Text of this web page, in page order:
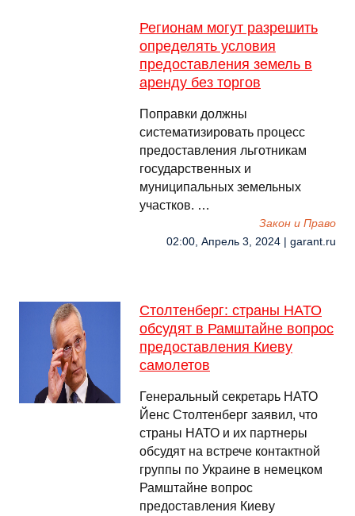
Регионам могут разрешить
определять условия
предоставления земель в
аренду без торгов
Поправки должны
систематизировать процесс
предоставления льготникам
государственных и
муниципальных земельных
участков. …
Закон и Право
02:00, Апрель 3, 2024 | garant.ru
Столтенберг: страны НАТО
обсудят в Рамштайне вопрос
предоставления Киеву
самолетов
Генеральный секретарь НАТО
Йенс Столтенберг заявил, что
страны НАТО и их партнеры
обсудят на встрече контактной
группы по Украине в немецком
Рамштайне вопрос
предоставления Киеву